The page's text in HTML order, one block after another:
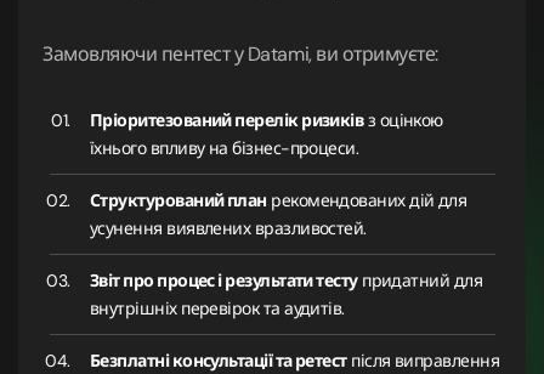
Замовляючи пентест у Datami, ви отримуєте:
Пріоритезований перелік ризиківз оцінкою
їхнього впливу на бізнес-процеси.
Структурований план рекомендованих дій для
усунення виявлених вразливостей.
Звіт про процес і результати теступридатний для
внутрішніх перевірок та аудитів.
Безплатні консультації та ретестпісля виправлення